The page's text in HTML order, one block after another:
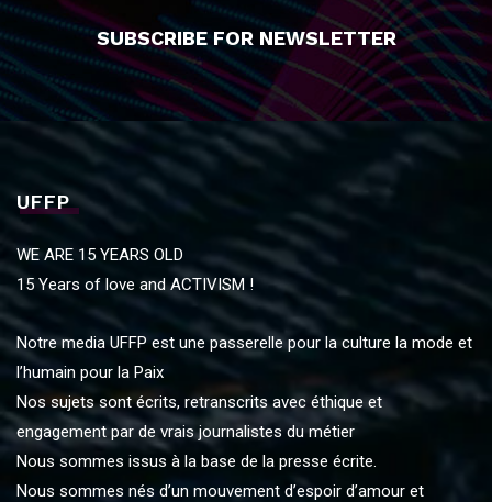
SUBSCRIBE FOR NEWSLETTER
UFFP
WE ARE 15 YEARS OLD
15 Years of love and ACTIVISM !
Notre media UFFP est une passerelle pour la culture la mode et
l’humain pour la Paix
Nos sujets sont écrits, retranscrits avec éthique et
engagement par de vrais journalistes du métier
Nous sommes issus à la base de la presse écrite.
Nous sommes nés d’un mouvement d’espoir d’amour et